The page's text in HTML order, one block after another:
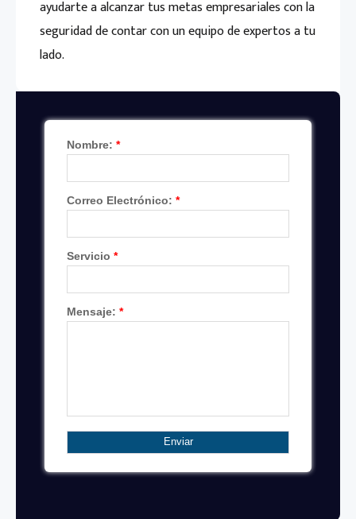
ayudarte a alcanzar tus metas empresariales con la
seguridad de contar con un equipo de expertos a tu
lado.